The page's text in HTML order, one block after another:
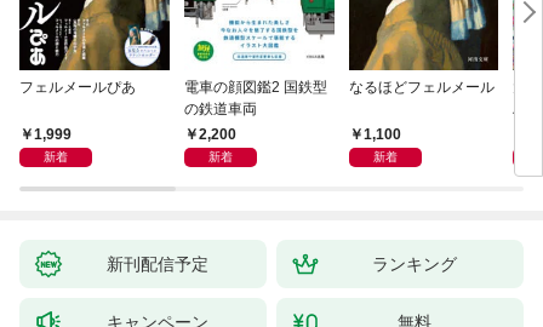
フェルメールぴあ
1,999
新着
電車の顔図鑑2 国鉄型
の鉄道車両
2,200
新着
なるほどフェルメール
1,100
新着
ハ
新刊配信予定 ランキング
キャンペーン 無料